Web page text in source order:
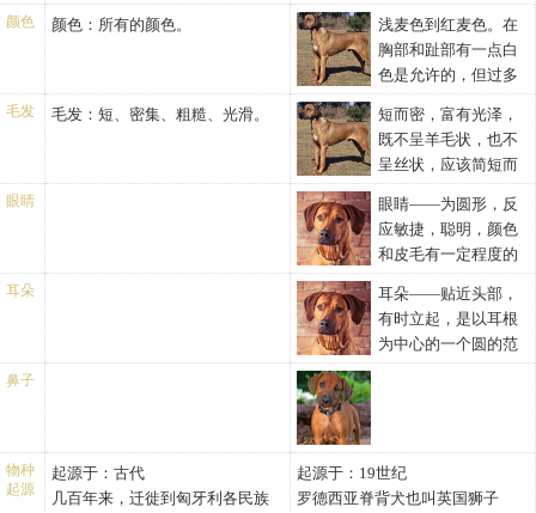
的曲线，既不能卷曲，也不能太
放荡
颜色 颜色：所有的颜色。
浅麦色到红麦色。在
胸部和趾部有一点白
色是允许的，但过多
的白色在腹部和趾部是不合格
的。
毛发 毛发：短、密集、粗糙、光滑。
短而密，富有光泽，
既不呈羊毛状，也不
呈丝状，应该简短而
密集，光滑有光泽。
眼睛
眼睛——为圆形，反
应敏捷，聪明，颜色
和皮毛有一定程度的
相似，眼睛发光、闪亮
耳朵
耳朵——贴近头部，
有时立起，是以耳根
为中心的一个圆的范
围内。
鼻子
物种
起源
起源于：古代
几百年来，迁徙到匈牙利各民族
起源于：19世纪
罗德西亚脊背犬也叫英国狮子